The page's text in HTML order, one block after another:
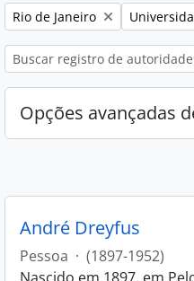
Remover filtro:
Rio de Janeiro Remover
Opções avançadas
André Dreyfus
Pessoa · (1897-1952)